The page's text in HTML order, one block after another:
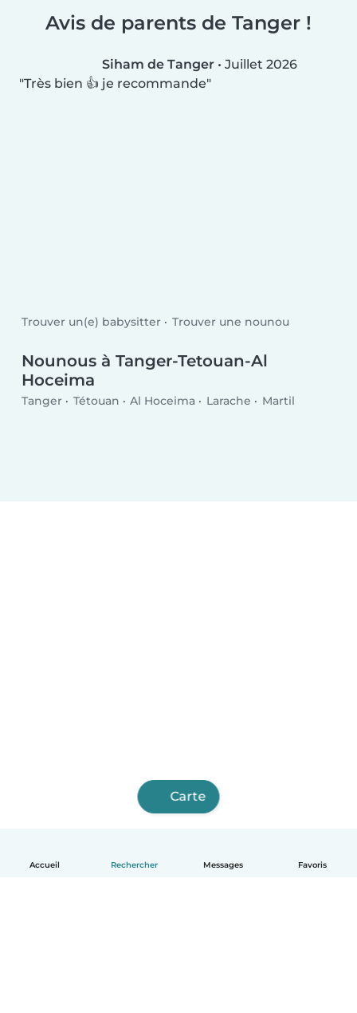
Accueil Rechercher Messages Favoris
Avis de parents de Tanger !
Siham de Tanger • Juillet 2026
Très bien 👍 je recommande
Trouver un(e) babysitter Trouver une nounou
Nounous à Tanger-Tetouan-Al
Hoceima
Tanger Tétouan Al Hoceima Larache Martil
Carte